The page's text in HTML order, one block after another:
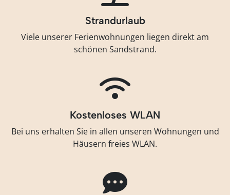
Strandurlaub
Viele unserer Ferienwohnungen liegen direkt am
schönen Sandstrand.
Kostenloses WLAN
Bei uns erhalten Sie in allen unseren Wohnungen und
Häusern freies WLAN.